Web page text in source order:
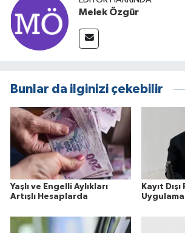
Melek Özgür
Bunlar da ilginizi çekebilir
Yaşlı ve Engelli Aylıkları
Artışlı Hesaplarda
Kayıt